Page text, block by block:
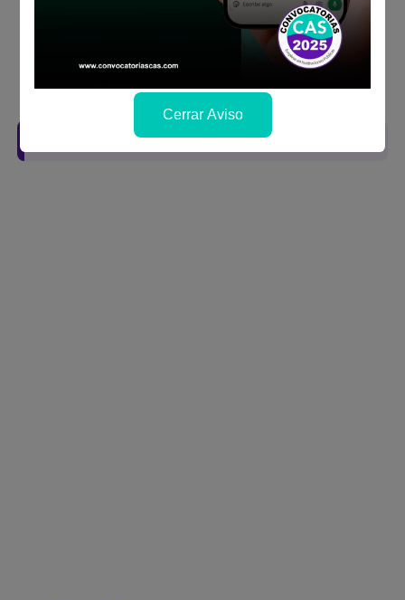
la fechas y por los medios que indica las
Revisar el cronograma para conocer cuando
se publicará los resultados
Descarga aquí las Bases
Cerrar Aviso